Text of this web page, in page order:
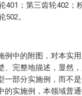
401；第三齿轮402；
502。
例中的附图，对本实
、完整地描述，显然
一部分实施例，而不
的实施例，本领域普